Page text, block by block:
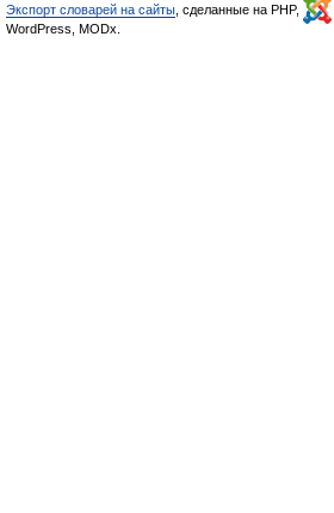
Экспорт словарей на сайты , сделанные на PHP,
WordPress, MODx.